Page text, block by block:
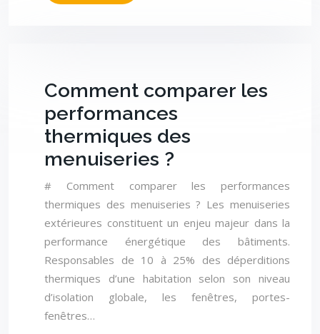
Comment comparer les
performances
thermiques des
menuiseries ?
# Comment comparer les performances
thermiques des menuiseries ? Les menuiseries
extérieures constituent un enjeu majeur dans la
performance énergétique des bâtiments.
Responsables de 10 à 25% des déperditions
thermiques d’une habitation selon son niveau
d’isolation globale, les fenêtres, portes-
fenêtres…